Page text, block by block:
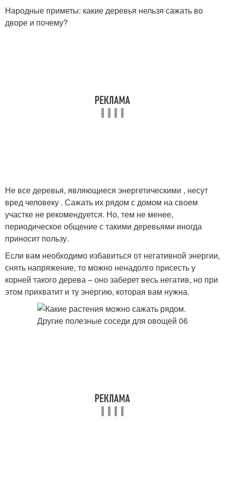
Народные приметы: какие деревья нельзя сажать во
дворе и почему?
Не все деревья, являющиеся энергетическими , несут
вред человеку . Сажать их рядом с домом на своем
участке не рекомендуется. Но, тем не менее,
периодическое общение с такими деревьями иногда
приносит пользу.
Если вам необходимо избавиться от негативной энергии,
снять напряжение, то можно ненадолго присесть у
корней такого дерева – оно заберет весь негатив, но при
этом прихватит и ту энергию, которая вам нужна.